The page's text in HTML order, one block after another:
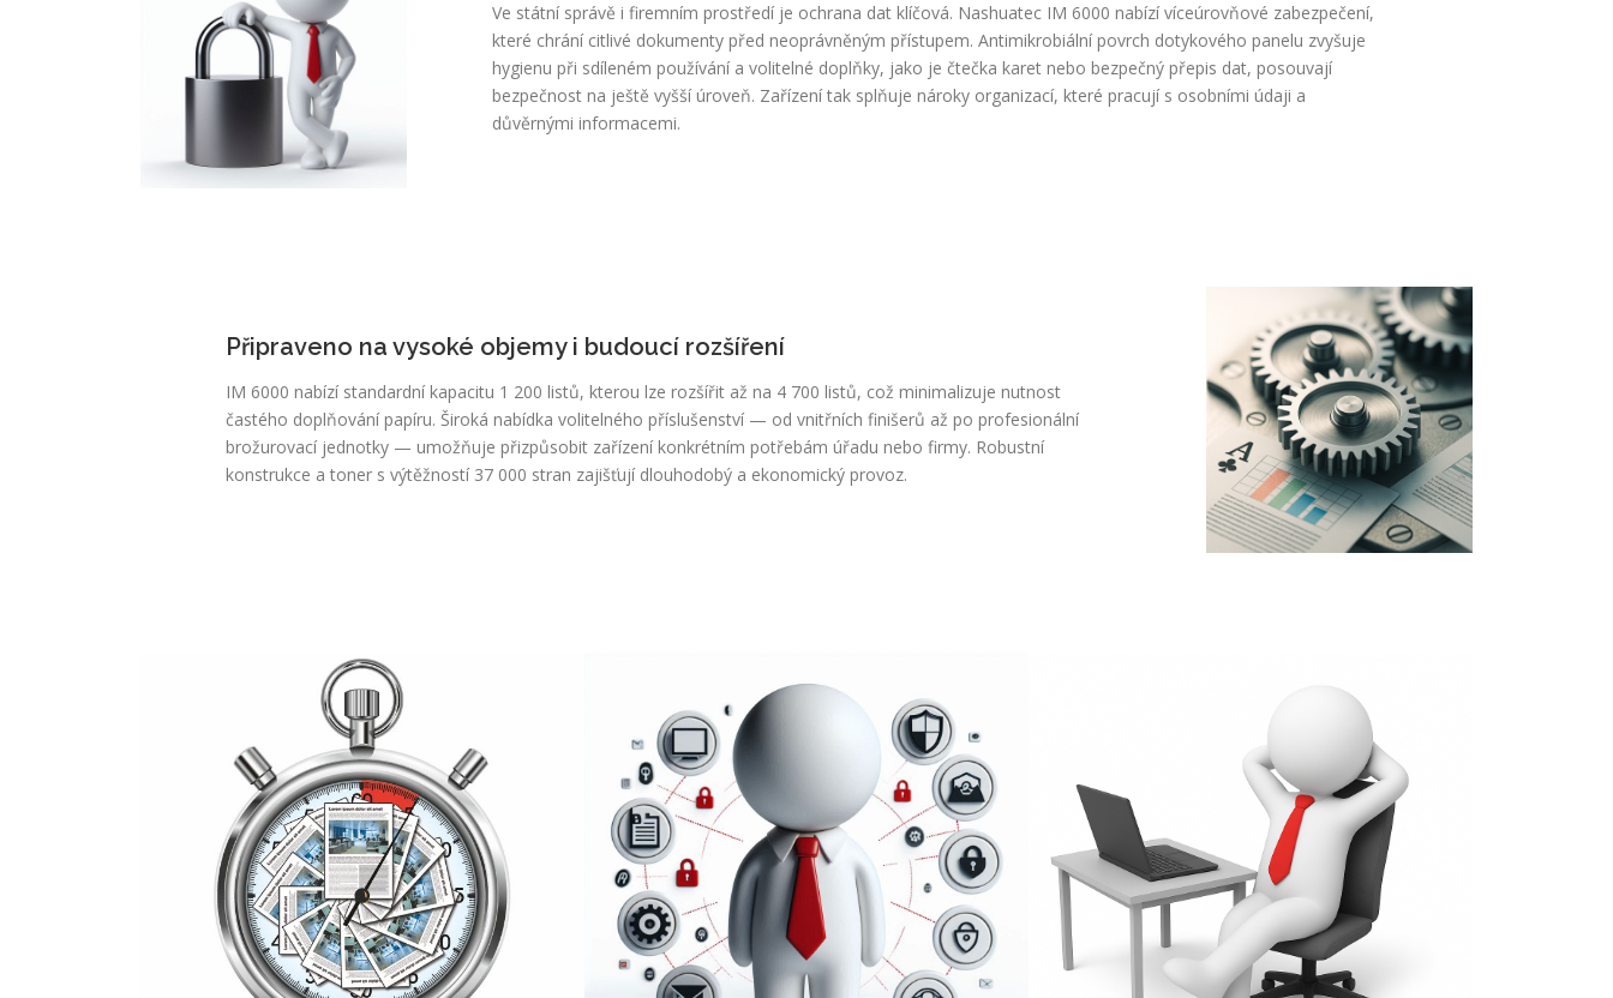
Ve státní správě i firemním prostředí je ochrana dat klíčová. Nashuatec IM 6000 nabízí víceúrovňové zabezpečení,
které chrání citlivé dokumenty před neoprávněným přístupem. Antimikrobiální povrch dotykového panelu zvyšuje
hygienu při sdíleném používání a volitelné doplňky, jako je čtečka karet nebo bezpečný přepis dat, posouvají
bezpečnost na ještě vyšší úroveň. Zařízení tak splňuje nároky organizací, které pracují s osobními údaji a
důvěrnými informacemi.
Připraveno na vysoké objemy i budoucí rozšíření
IM 6000 nabízí standardní kapacitu 1 200 listů, kterou lze rozšířit až na 4 700 listů, což minimalizuje nutnost
častého doplňování papíru. Široká nabídka volitelného příslušenství — od vnitřních finišerů až po profesionální
brožurovací jednotky — umožňuje přizpůsobit zařízení konkrétním potřebám úřadu nebo firmy. Robustní
konstrukce a toner s výtěžností 37 000 stran zajišťují dlouhodobý a ekonomický provoz.